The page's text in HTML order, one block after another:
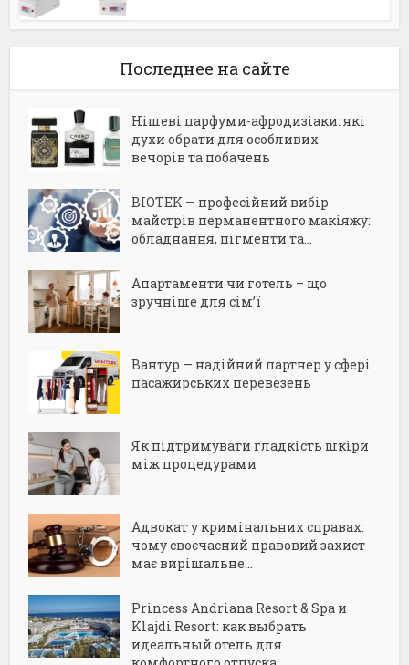
Последнее на сайте
Нішеві парфуми-афродизіаки: які
духи обрати для особливих
вечорів та побачень
BIOTEK — професійний вибір
майстрів перманентного макіяжу:
обладнання, пігменти та...
Апартаменти чи готель – що
зручніше для сім’ї
Вантур — надійний партнер у сфері
пасажирських перевезень
Як підтримувати гладкість шкіри
між процедурами
Адвокат у кримінальних справах:
чому своєчасний правовий захист
має вирішальне...
Princess Andriana Resort & Spa и
Klajdi Resort: как выбрать
идеальный отель для